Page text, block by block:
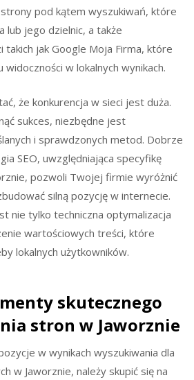
pod kątem wyszukiwań, które
lub jego dzielnic, a także
jak Google Moja Firma, które
w lokalnych wynikach.
że konkurencja w sieci jest duża.
sukces, niezbędne jest
i sprawdzonych metod. Dobrze
SEO, uwzględniająca specyfikę
pozwoli Twojej firmie wyróżnić
silną pozycję w internecie.
nie tylko techniczna optymalizacja
wartościowych treści, które
lokalnych użytkowników.
skutecznego
stron w Jaworznie
w wynikach wyszukiwania dla
w Jaworznie, należy skupić się na